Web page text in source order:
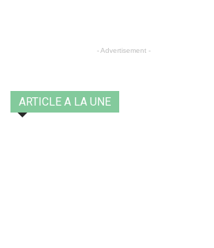
- Advertisement -
ARTICLE A LA UNE